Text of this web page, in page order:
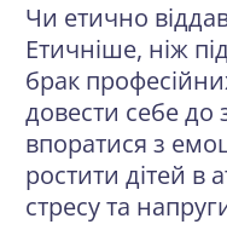
Чи етично
Етичніше, ніж
брак
довести себе до
впоратися з
ростити дітей в
стресу та